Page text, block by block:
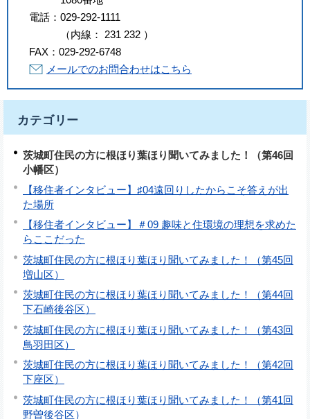
電話： 029-292-1111
（内線 ： 231 232 ）
FAX： 029-292-6748
メールでのお問合わせはこちら
カテゴリー
茨城町住民の方に根ほり葉ほり聞いてみました！（第46回
小幡区）
【移住者インタビュー】♯04遠回りしたからこそ答えが出
た場所
【移住者インタビュー】＃09 趣味と住環境の理想を求めた
らここだった
茨城町住民の方に根ほり葉ほり聞いてみました！（第45回
増山区）
茨城町住民の方に根ほり葉ほり聞いてみました！（第44回
下石崎後谷区）
茨城町住民の方に根ほり葉ほり聞いてみました！（第43回
鳥羽田区）
茨城町住民の方に根ほり葉ほり聞いてみました！（第42回
下座区）
茨城町住民の方に根ほり葉ほり聞いてみました！（第41回
野曽後谷区）